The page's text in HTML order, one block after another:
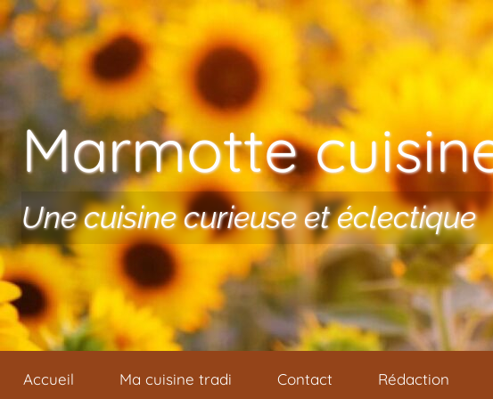
Aller au contenu
Marmotte
Une cuisine curieuse et éclectique
Accueil Ma cuisine tradi Contact Rédaction